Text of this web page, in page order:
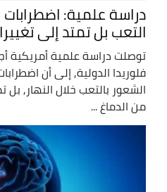
دراسة علمية: اضطرابات
التعب بل تمتد إلى
توصلت دراسة علمية أمريكية
فلوريدا الدولية, إلى أن
الشعور بالتعب خلال النهار,
من الدماغ ...